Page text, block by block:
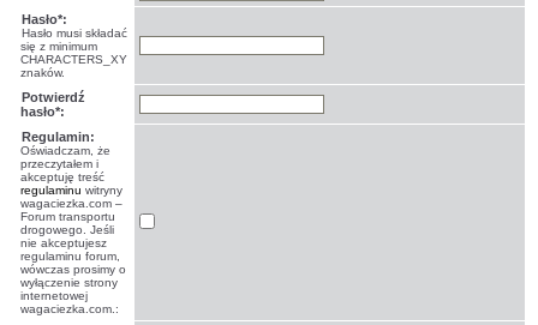
Hasło*:
Hasło musi składać
się z minimum
CHARACTERS_XY
znaków.
Potwierdź
hasło*:
Regulamin:
Oświadczam, że
przeczytałem i
akceptuję treść
regulaminu witryny
wagaciezka.com –
Forum transportu
drogowego. Jeśli
nie akceptujesz
regulaminu forum,
wówczas prosimy o
wyłączenie strony
internetowej
wagaciezka.com.: